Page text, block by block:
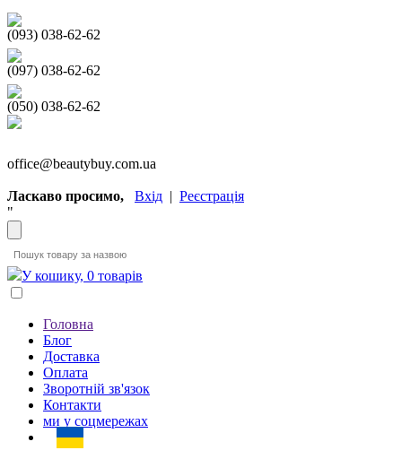
(093) 038-62-62
(097) 038-62-62
(050) 038-62-62
office@beautybuy.com.ua
Ласкаво просимо, Вхід | Реєстрація
"
У кошику, 0 товарів
Головна
Блог
Доставка
Оплата
Зворотній зв'язок
Контакти
ми у соцмережах